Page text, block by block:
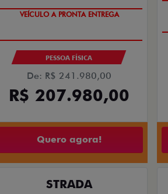
VEÍCULO A PRONTA ENTREGA
PESSOA FÍSICA
De: R$ 241.980,00
R$ 207.980,00
Quero agora!
STRADA